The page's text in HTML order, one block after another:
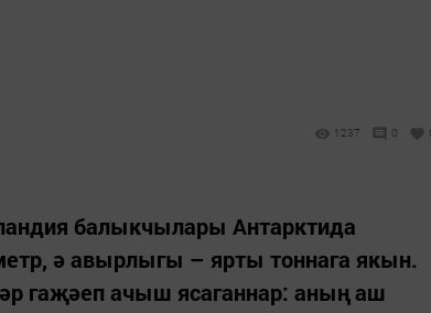
1237 0
балыкчылары Антарктида
ә авырлыгы – ярты тоннага якын.
гаҗәеп ачыш ясаганнар: аның аш